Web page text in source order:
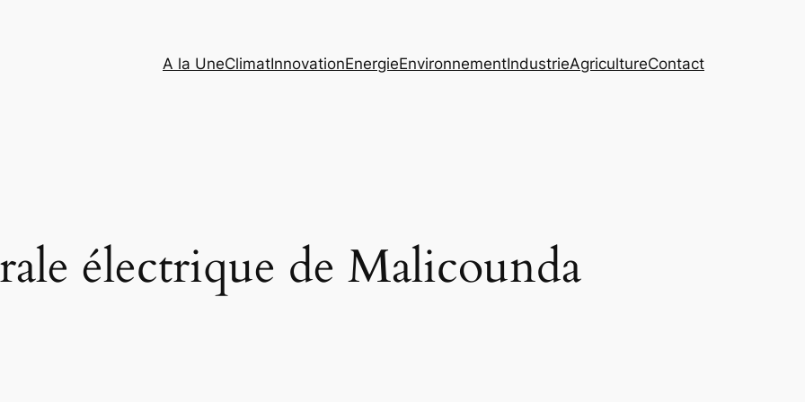
A la UneClimatInnovationEnergieEnvironnementIndustrieAgricultureContact
électrique de Malicounda